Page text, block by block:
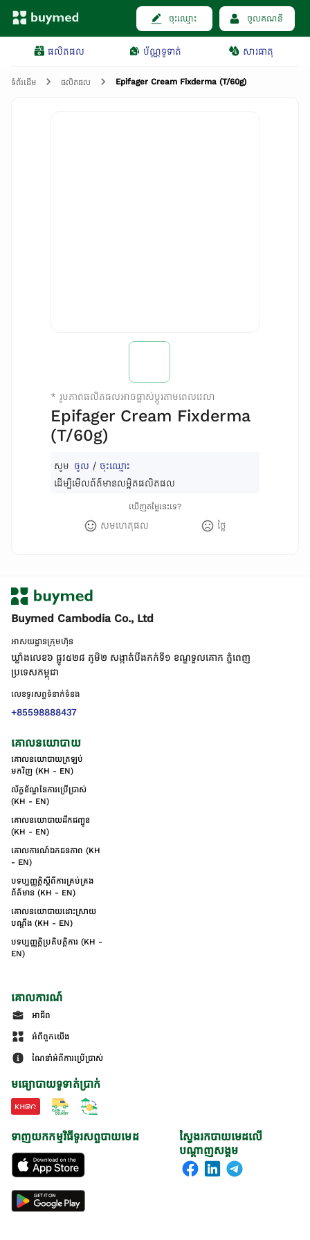
ចុះឈ្មោះ ចូលគណនី
ផលិតផល ប័ណ្ណទូទាត់ សារធាតុ
ទំព័រដើម ផលិតផល Epifager Cream Fixderma (T/60g)
* រូបភាពផលិតផលអាចផ្លាស់ប្តូរតាមពេលវេលា
Epifager Cream Fixderma
(T/60g)
សូម ចូល / ចុះឈ្មោះ
ដើម្បីមើលព័ត៌មានលម្អិតផលិតផល
ឃើញតម្លៃនេះទេ?
សមហេតុផល ថ្លៃ
Buymed Cambodia Co., Ltd
អាសយដ្ឋានក្រុមហ៊ុន
ឃ្លាំងលេខ៦ ផ្លូវ៥២៨ ភូមិ២ សង្កាត់់បឹងកក់ទី១ ខណ្ឌទួលគោក ភ្នំពេញ
ប្រទេសកម្ពុជា
លេខទូរសព្ទទំនាក់ទំនង
+85598888437
គោលនយោបាយ
គោលនយោបាយត្រឡប់
មកវិញ (KH - EN)
ល័ក្ខខ័ណ្ឌនៃការប្រើប្រាស់
(KH - EN)
គោលនយោបាយដឹកជញ្ជូន
(KH - EN)
គោលការណ៍ឯកជនភាព (KH
- EN)
បទប្បញ្ញត្តិស្តីពីការគ្រប់គ្រង
ព័ត៌មាន (KH - EN)
គោលនយោបាយដោះស្រាយ
បណ្ដឹង (KH - EN)
បទប្បញ្ញត្តិប្រតិបត្តិការ (KH -
EN)
គោលការណ៍
អាជីព
អំពីពួកយើង
ណែនាំអំពីការប្រើប្រាស់
មធ្យោបាយទូទាត់ប្រាក់
ស្វែងរកបាយមេដលើ
បណ្តាញសង្គម
ទាញយកកម្មវិធីទូរសព្ទបាយមេដ